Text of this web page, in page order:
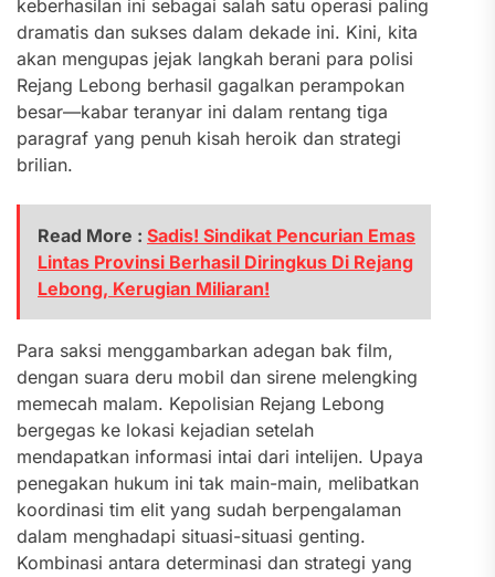
keberhasilan ini sebagai salah satu operasi paling
dramatis dan sukses dalam dekade ini. Kini, kita
akan mengupas jejak langkah berani para polisi
Rejang Lebong berhasil gagalkan perampokan
besar—kabar teranyar ini dalam rentang tiga
paragraf yang penuh kisah heroik dan strategi
brilian.
Read More : Sadis! Sindikat Pencurian Emas
Lintas Provinsi Berhasil Diringkus Di Rejang
Lebong, Kerugian Miliaran!
Para saksi menggambarkan adegan bak film,
dengan suara deru mobil dan sirene melengking
memecah malam. Kepolisian Rejang Lebong
bergegas ke lokasi kejadian setelah
mendapatkan informasi intai dari intelijen. Upaya
penegakan hukum ini tak main-main, melibatkan
koordinasi tim elit yang sudah berpengalaman
dalam menghadapi situasi-situasi genting.
Kombinasi antara determinasi dan strategi yang